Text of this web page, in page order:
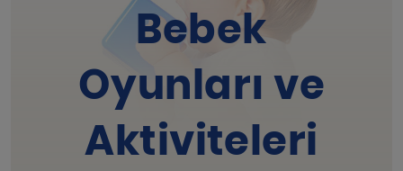
Bebek
Oyunları ve
Aktiviteleri